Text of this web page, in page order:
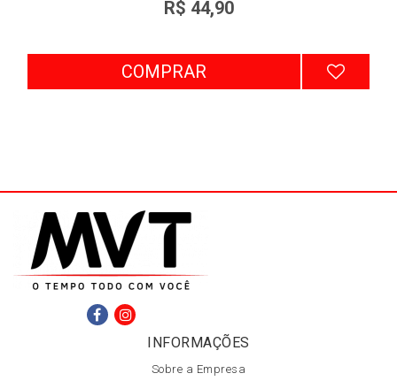
R$ 44,90
COMPRAR
INFORMAÇÕES
Sobre a Empresa